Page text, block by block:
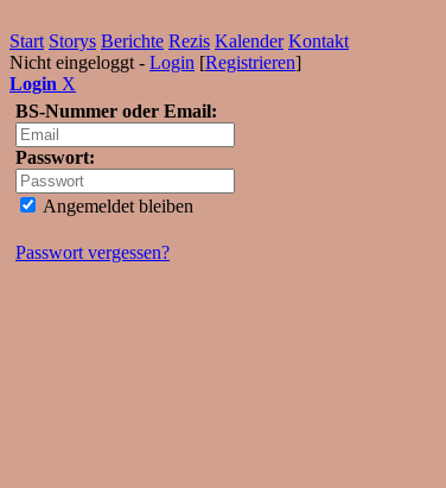
Start Storys Berichte Rezis Kalender Kontakt
Nicht eingeloggt - Login [Registrieren]
Login X
BS-Nummer oder Email:
Passwort:
Angemeldet bleiben
Passwort vergessen?